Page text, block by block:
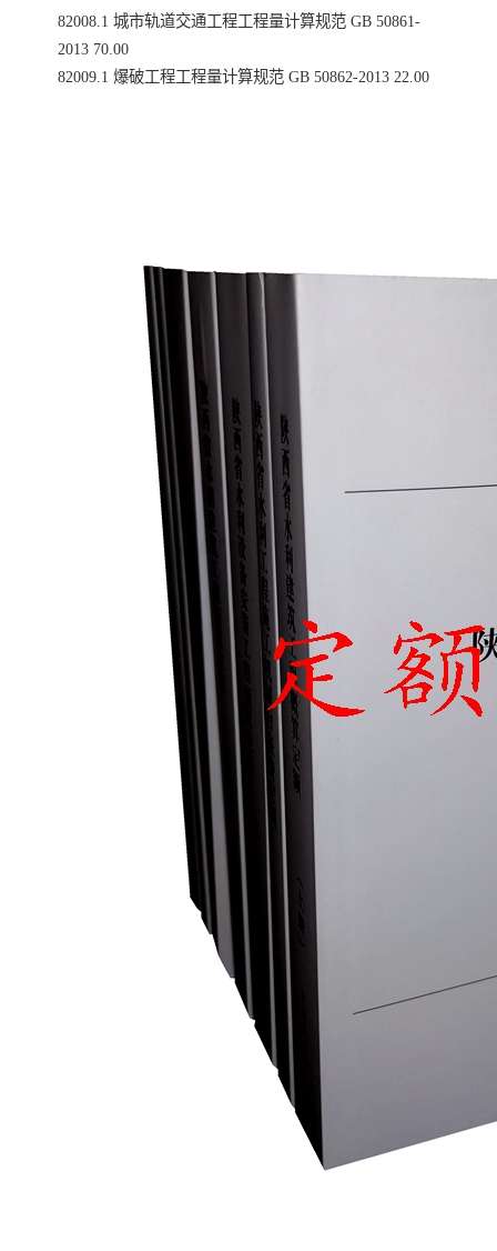
82008.1 城市轨道交通工程工程量计算规范 GB 50861-
2013 70.00
82009.1 爆破工程工程量计算规范 GB 50862-2013 22.00